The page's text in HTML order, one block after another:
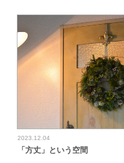
2023.12.04
「方丈」という空間